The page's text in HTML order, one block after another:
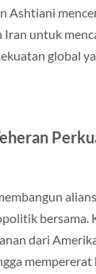
Ashtiani
Iran untuk
global
bersama.
dari
mempererat